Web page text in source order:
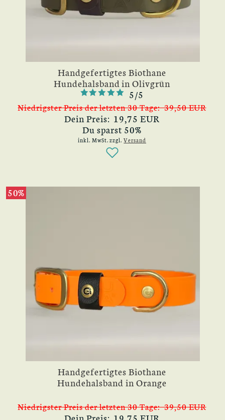
Handgefertigtes Biothane
Hundehalsband in Olivgrün
5/5
Niedrigster Preis der letzten 30 Tage: 39,50 EUR
Dein Preis: 19,75 EUR
Du sparst 50%
inkl. MwSt. zzgl.Versand
50%
Handgefertigtes Biothane
Hundehalsband in Orange
Niedrigster Preis der letzten 30 Tage: 39,50 EUR